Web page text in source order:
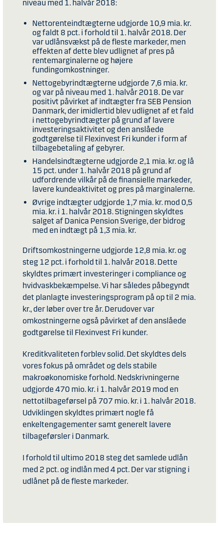
niveau med 1. halvår 2018:
Nettorenteindtægterne udgjorde 10,9 mia. kr.
og faldt 8 pct. i forhold til 1. halvår 2018. Der
var udlånsvækst på de fleste markeder, men
effekten af dette blev udlignet af pres på
rentemarginalerne og højere
fundingomkostninger.
Nettogebyrindtægterne udgjorde 7,6 mia. kr.
og var på niveau med 1. halvår 2018. De var
positivt påvirket af indtægter fra SEB Pension
Danmark, der imidlertid blev udlignet af et fald
i nettogebyrindtægter på grund af lavere
investeringsaktivitet og den anslåede
godtgørelse til Flexinvest Fri kunder i form af
tilbagebetaling af gebyrer.
Handelsindtægterne udgjorde 2,1 mia. kr. og lå
15 pct. under 1. halvår 2018 på grund af
udfordrende vilkår på de finansielle markeder,
lavere kundeaktivitet og pres på marginalerne.
Øvrige indtægter udgjorde 1,7 mia. kr. mod 0,5
mia. kr. i 1. halvår 2018. Stigningen skyldtes
salget af Danica Pension Sverige, der bidrog
med en indtægt på 1,3 mia. kr.
Driftsomkostningerne udgjorde 12,8 mia. kr. og
steg 12 pct. i forhold til 1. halvår 2018. Dette
skyldtes primært investeringer i compliance og
hvidvaskbekæmpelse. Vi har således påbegyndt
det planlagte investeringsprogram på op til 2 mia.
kr., der løber over tre år. Derudover var
omkostningerne også påvirket af den anslåede
godtgørelse til Flexinvest Fri kunder.
Kreditkvaliteten forblev solid. Det skyldtes dels
vores fokus på området og dels stabile
makroøkonomiske forhold. Nedskrivningerne
udgjorde 470 mio. kr. i 1. halvår 2019 mod en
nettotilbageførsel på 707 mio. kr. i 1. halvår 2018.
Udviklingen skyldtes primært nogle få
enkeltengagementer samt generelt lavere
tilbageførsler i Danmark.
I forhold til ultimo 2018 steg det samlede udlån
med 2 pct. og indlån med 4 pct. Der var stigning i
udlånet på de fleste markeder.